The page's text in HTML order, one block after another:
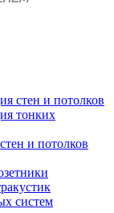
стен и потолков
тонких
и потолков
систем